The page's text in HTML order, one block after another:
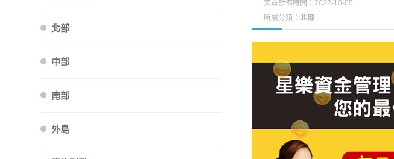
文章發佈時間：2022-10-05
所屬分類：北部
北部
中部
南部
外島